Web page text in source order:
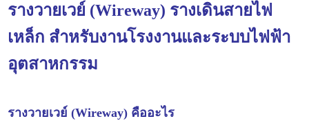
รางวายเวย์ (Wireway) รางเดินสายไฟ
เหล็ก สำหรับงานโรงงานและระบบไฟฟ้า
อุตสาหกรรม
รางวายเวย์ (Wireway) คืออะไร